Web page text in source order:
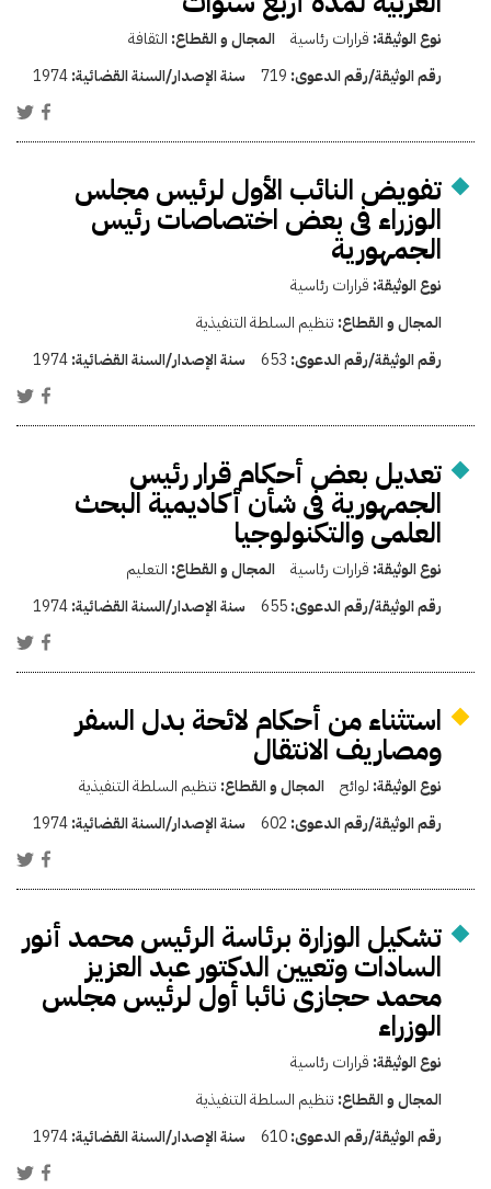
نوع الوثيقة: قرارات رئاسية المجال و القطاع: الثقافة
رقم الوثيقة/رقم الدعوى: 719 سنة الإصدار/السنة القضائية:1974
تفويض النائب الأول لرئيس مجلس
الوزراء فى بعض اختصاصات رئيس
الجمهورية
نوع الوثيقة: قرارات رئاسية
المجال و القطاع: تنظيم السلطة التنفيذية
رقم الوثيقة/رقم الدعوى: 653 سنة الإصدار/السنة القضائية:1974
تعديل بعض أحكام قرار رئيس
الجمهورية فى شأن أكاديمية البحث
العلمى والتكنولوجيا
نوع الوثيقة: قرارات رئاسية المجال و القطاع: التعليم
رقم الوثيقة/رقم الدعوى:655 سنة الإصدار/السنة القضائية:1974
استثناء من أحكام لائحة بدل السفر
ومصاريف الانتقال
نوع الوثيقة: لوائح المجال و القطاع: تنظيم السلطة التنفيذية
رقم الوثيقة/رقم الدعوى: 602 سنة الإصدار/السنة القضائية:1974
تشكيل الوزارة برئاسة الرئيس محمد أنور
السادات وتعيين الدكتور عبد العزيز
محمد حجازى نائبا أول لرئيس مجلس
الوزراء
نوع الوثيقة: قرارات رئاسية
المجال و القطاع: تنظيم السلطة التنفيذية
رقم الوثيقة/رقم الدعوى:610 سنة الإصدار/السنة القضائية:1974